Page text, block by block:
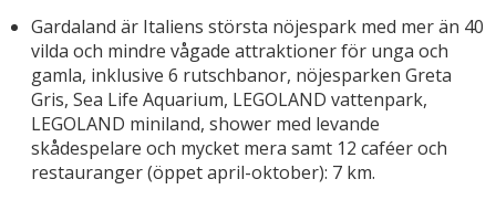
Gardaland är Italiens största nöjespark med mer än 40
vilda och mindre vågade attraktioner för unga och
gamla, inklusive 6 rutschbanor, nöjesparken Greta
Gris, Sea Life Aquarium, LEGOLAND vattenpark,
LEGOLAND miniland, shower med levande
skådespelare och mycket mera samt 12 caféer och
restauranger (öppet april-oktober): 7 km.